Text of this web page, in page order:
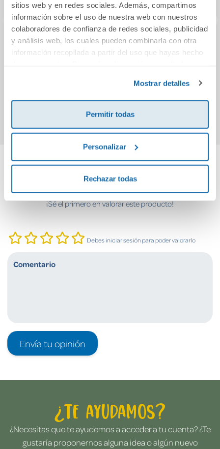
sitios web y en redes sociales. Además, compartimos
información sobre el uso de nuestra web con nuestros
colaboradores de confianza de redes sociales, publicidad
y análisis web, los cuales pueden combinarla con otra
información recopilada a partir del uso que hayas hecho
Mostrar detalles
Permitir todas
Personalizar
Rechazar todas
Un himno a la vida
Project Look & See
36,80€
Cuéntanos tu opinión
¡Sé el primero en valorar este producto!
Debes iniciar sesión para poder valorarlo
Envía tu opinión
¿Te ayudamos?
¿Necesitas que te ayudemos a acceder a tu cuenta? ¿Te
gustaría proponernos alguna idea o algún nuevo